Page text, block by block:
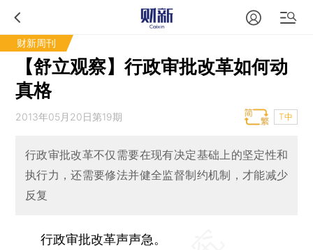
财新周刊
【舒立观察】行政审批改革如何动
真格
2013年05月20日第19期 T中
行政审批改革不仅需要在现有决定基础上的坚定性和
执行力，还需要修法并健全监督制约机制，才能减少
反复
行政审批改革声声急。